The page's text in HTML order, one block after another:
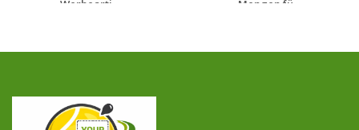
Werbearti...
Mengen fü...